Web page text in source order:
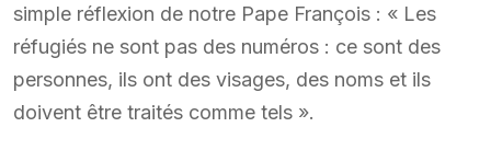
simple réflexion de notre Pape François : « Les
réfugiés ne sont pas des numéros : ce sont des
personnes, ils ont des visages, des noms et ils
doivent être traités comme tels ».